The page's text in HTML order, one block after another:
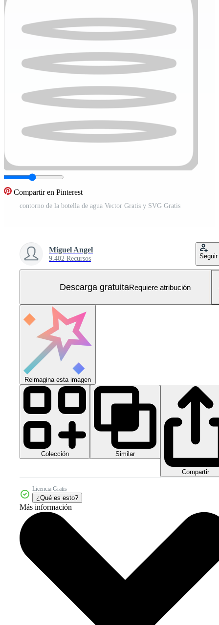
Compartir en Pinterest
contorno de la botella de agua Vector Gratis y SVG Gratis
Miguel Angel
9.402 Recursos Seguir
Descarga gratuitaRequiere atribución
Reimagina esta imagen
Colección Similar
Compartir
Licencia Gratis
¿Qué es esto?
Más información